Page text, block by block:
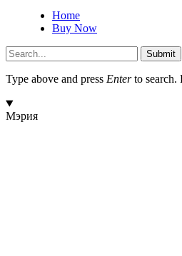
Home
Buy Now
Submit
Type above and press Enterto search.
Мэрия